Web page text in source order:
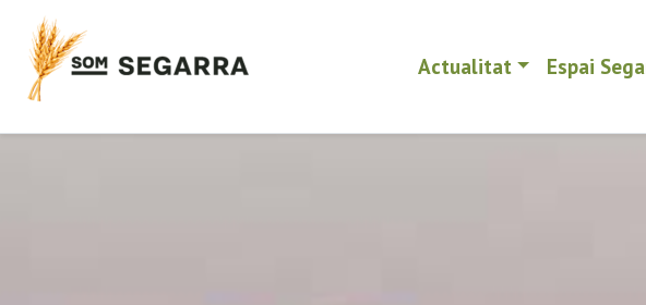
Actualitat Espai